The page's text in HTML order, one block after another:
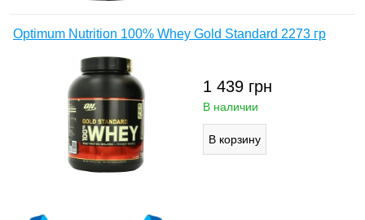
Optimum Nutrition 100% Whey Gold Standard 2273 гр
1 439 грн
В наличии